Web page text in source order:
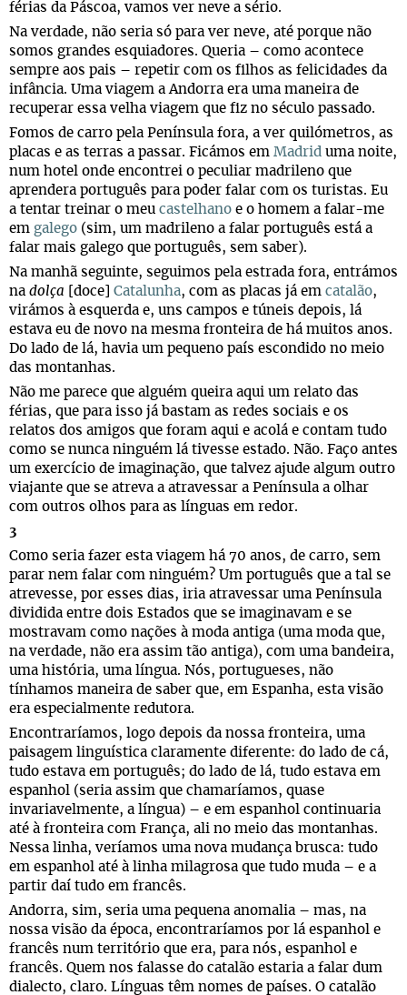
férias da Páscoa, vamos ver neve a sério.
Na verdade, não seria só para ver neve, até porque não
somos grandes esquiadores. Queria – como acontece
sempre aos pais – repetir com os filhos as felicidades da
infância. Uma viagem a Andorra era uma maneira de
recuperar essa velha viagem que fiz no século passado.
Fomos de carro pela Península fora, a ver quilómetros, as
placas e as terras a passar. Ficámos em Madrid uma noite,
num hotel onde encontrei o peculiar madrileno que
aprendera português para poder falar com os turistas. Eu
a tentar treinar o meu castelhano e o homem a falar-me
em galego (sim, um madrileno a falar português está a
falar mais galego que português, sem saber).
Na manhã seguinte, seguimos pela estrada fora, entrámos
na dolça [doce] Catalunha, com as placas já em catalão,
virámos à esquerda e, uns campos e túneis depois, lá
estava eu de novo na mesma fronteira de há muitos anos.
Do lado de lá, havia um pequeno país escondido no meio
das montanhas.
Não me parece que alguém queira aqui um relato das
férias, que para isso já bastam as redes sociais e os
relatos dos amigos que foram aqui e acolá e contam tudo
como se nunca ninguém lá tivesse estado. Não. Faço antes
um exercício de imaginação, que talvez ajude algum outro
viajante que se atreva a atravessar a Península a olhar
com outros olhos para as línguas em redor.
3
Como seria fazer esta viagem há 70 anos, de carro, sem
parar nem falar com ninguém? Um português que a tal se
atrevesse, por esses dias, iria atravessar uma Península
dividida entre dois Estados que se imaginavam e se
mostravam como nações à moda antiga (uma moda que,
na verdade, não era assim tão antiga), com uma bandeira,
uma história, uma língua. Nós, portugueses, não
tínhamos maneira de saber que, em Espanha, esta visão
era especialmente redutora.
Encontraríamos, logo depois da nossa fronteira, uma
paisagem linguística claramente diferente: do lado de cá,
tudo estava em português; do lado de lá, tudo estava em
espanhol (seria assim que chamaríamos, quase
invariavelmente, a língua) – e em espanhol continuaria
até à fronteira com França, ali no meio das montanhas.
Nessa linha, veríamos uma nova mudança brusca: tudo
em espanhol até à linha milagrosa que tudo muda – e a
partir daí tudo em francês.
Andorra, sim, seria uma pequena anomalia – mas, na
nossa visão da época, encontraríamos por lá espanhol e
francês num território que era, para nós, espanhol e
francês. Quem nos falasse do catalão estaria a falar dum
dialecto, claro. Línguas têm nomes de países. O catalão